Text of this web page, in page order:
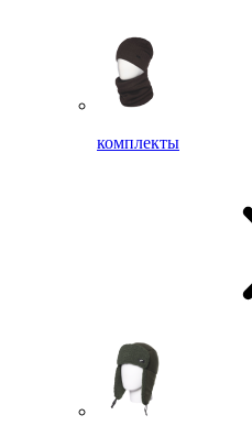
комплекты